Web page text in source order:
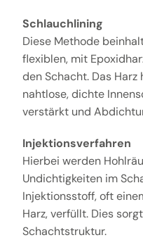
Schlauchlining
Diese Methode
flexiblen, mit
den Schacht. Das
nahtlose, dichte
verstärkt und
Injektionsverfahren
Hierbei werden
Undichtigkeiten im
Injektionsstoff, oft
Harz, verfüllt. Dies
Schachtstruktur.